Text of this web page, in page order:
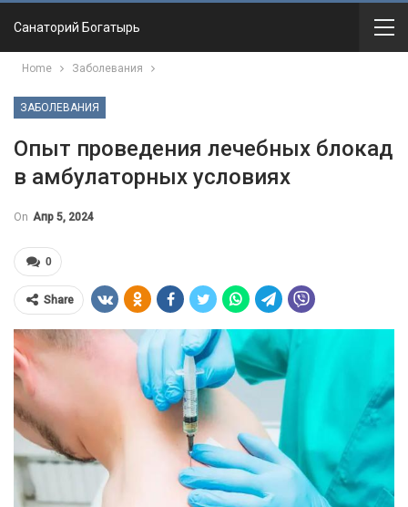
Санаторий Богатырь
Home Заболевания
ЗАБОЛЕВАНИЯ
Опыт проведения лечебных блокад
в амбулаторных условиях
On Апр 5, 2024
0
Share